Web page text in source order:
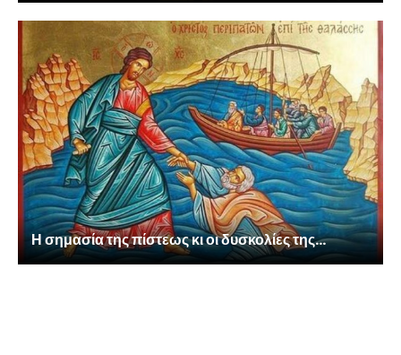
Η σημασία της πίστεως κι οι δυσκολίες της...